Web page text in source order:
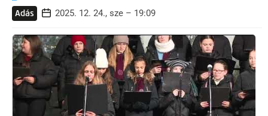
Adás 2025. 12. 24., sze – 19:09